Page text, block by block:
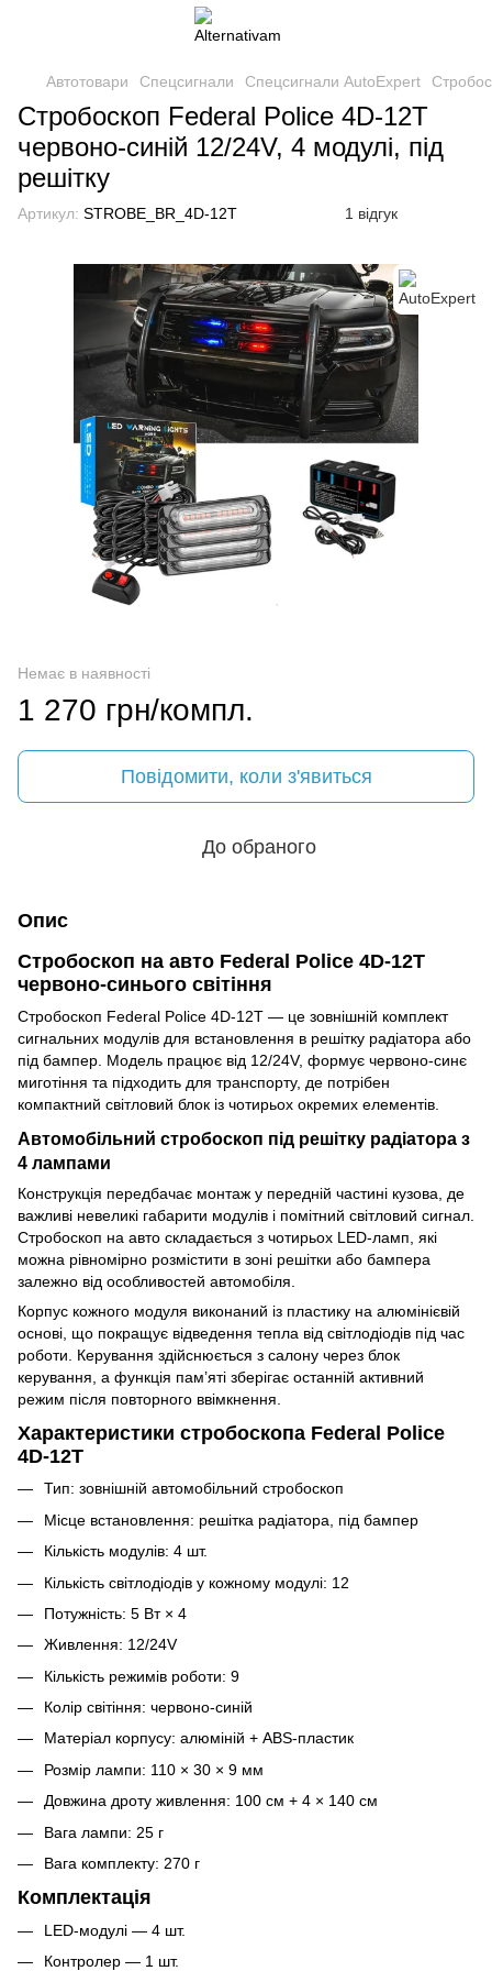
Автотовари Спецсигнали Спецсигнали AutoExpert
Стробоскоп Federal Police 4D-12T
червоно-синій 12/24V, 4 модулі, під
решітку
Артикул: STROBE_BR_4D-12T 1 відгук
Немає в наявності
1 270 грн/компл.
Повідомити, коли з'явиться
До обраного
Опис
Стробоскоп на авто Federal Police 4D-12T
червоно-синього світіння
Стробоскоп Federal Police 4D-12T — це зовнішній комплект
сигнальних модулів для встановлення в решітку радіатора або
під бампер. Модель працює від 12/24V, формує червоно-синє
миготіння та підходить для транспорту, де потрібен
компактний світловий блок із чотирьох окремих елементів.
Автомобільний стробоскоп під решітку радіатора з
4 лампами
Конструкція передбачає монтаж у передній частині кузова, де
важливі невеликі габарити модулів і помітний світловий сигнал.
Стробоскоп на авто складається з чотирьох LED-ламп, які
можна рівномірно розмістити в зоні решітки або бампера
залежно від особливостей автомобіля.
Корпус кожного модуля виконаний із пластику на алюмінієвій
основі, що покращує відведення тепла від світлодіодів під час
роботи. Керування здійснюється з салону через блок
керування, а функція пам’яті зберігає останній активний
режим після повторного ввімкнення.
Характеристики стробоскопа Federal Police
4D-12T
Тип: зовнішній автомобільний стробоскоп
Місце встановлення: решітка радіатора, під бампер
Кількість модулів: 4 шт.
Кількість світлодіодів у кожному модулі: 12
Потужність: 5 Вт × 4
Живлення: 12/24V
Кількість режимів роботи: 9
Колір світіння: червоно-синій
Матеріал корпусу: алюміній + ABS-пластик
Розмір лампи: 110 × 30 × 9 мм
Довжина дроту живлення: 100 см + 4 × 140 см
Вага лампи: 25 г
Вага комплекту: 270 г
Комплектація
LED-модулі — 4 шт.
Контролер — 1 шт.